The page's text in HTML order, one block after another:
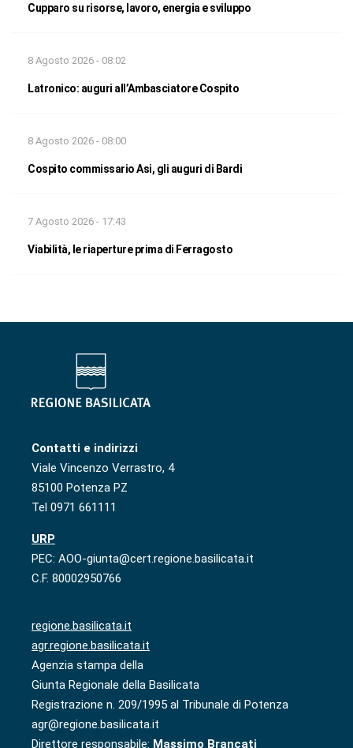
Cupparo su risorse, lavoro, energia e sviluppo
8 Agosto 2026 - 08:02
Latronico: auguri all’Ambasciatore Cospito
8 Agosto 2026 - 08:00
Cospito commissario Asi, gli auguri di Bardi
7 Agosto 2026 - 17:43
Viabilità, le riaperture prima di Ferragosto
Contatti e indirizzi
Viale Vincenzo Verrastro, 4
85100 Potenza PZ
Tel 0971 661111
URP
PEC: AOO-giunta@cert.regione.basilicata.it
C.F. 80002950766
regione.basilicata.it
agr.regione.basilicata.it
Agenzia stampa della
Giunta Regionale della Basilicata
Registrazione n. 209/1995 al Tribunale di Potenza
agr@regione.basilicata.it
Direttore responsabile: Massimo Brancati